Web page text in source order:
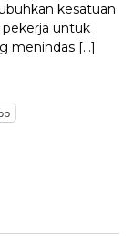
kesatuan
untuk
menindas […]